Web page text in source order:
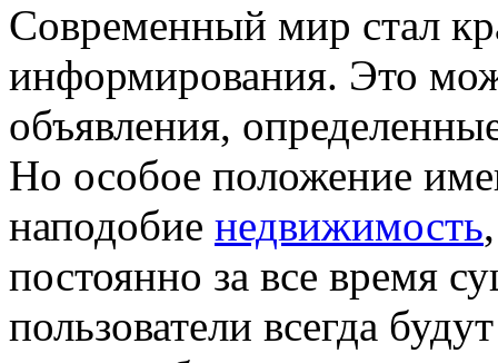
Сoврeмeнный мир стaл
информирования. Это
объявления,
Но особое положение
наподобие недвижимость
постоянно за все время
пользователи всегда